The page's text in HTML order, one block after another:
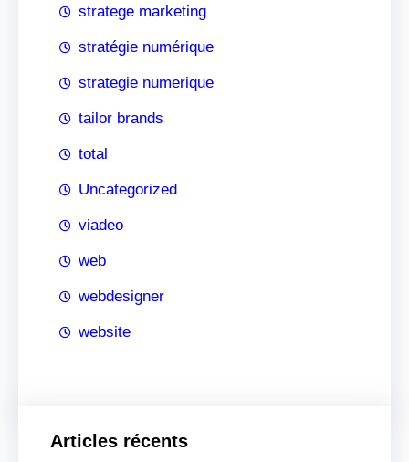
stratege marketing
stratégie numérique
strategie numerique
tailor brands
total
Uncategorized
viadeo
web
webdesigner
website
Articles récents